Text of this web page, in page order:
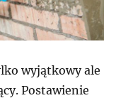
wyjątkowy ale
Postawienie